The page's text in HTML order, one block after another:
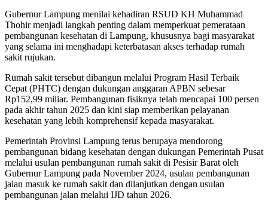
Gubernur Lampung menilai kehadiran RSUD KH Muhammad
Thohir menjadi langkah penting dalam memperkuat pemerataan
pembangunan kesehatan di Lampung, khususnya bagi masyarakat
yang selama ini menghadapi keterbatasan akses terhadap rumah
sakit rujukan.
Rumah sakit tersebut dibangun melalui Program Hasil Terbaik
Cepat (PHTC) dengan dukungan anggaran APBN sebesar
Rp152,99 miliar. Pembangunan fisiknya telah mencapai 100 persen
pada akhir tahun 2025 dan kini siap memberikan pelayanan
kesehatan yang lebih komprehensif kepada masyarakat.
Pemerintah Provinsi Lampung terus berupaya mendorong
pembangunan bidang kesehatan dengan dukungan Pemerintah Pusat
melalui usulan pembangunan rumah sakit di Pesisir Barat oleh
Gubernur Lampung pada November 2024, usulan pembangunan
jalan masuk ke rumah sakit dan dilanjutkan dengan usulan
pembangunan jalan melalui IJD tahun 2026.